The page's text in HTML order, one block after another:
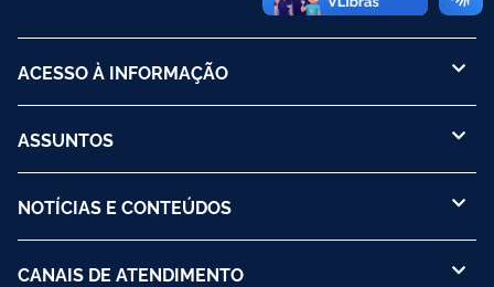
ACESSO À INFORMAÇÃO
ASSUNTOS
NOTÍCIAS E CONTEÚDOS
CANAIS DE ATENDIMENTO